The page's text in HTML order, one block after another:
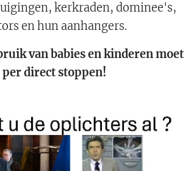
kerkraden, dominee's,
en hun aanhangers.
van babies en kinderen moet
per direct stoppen!